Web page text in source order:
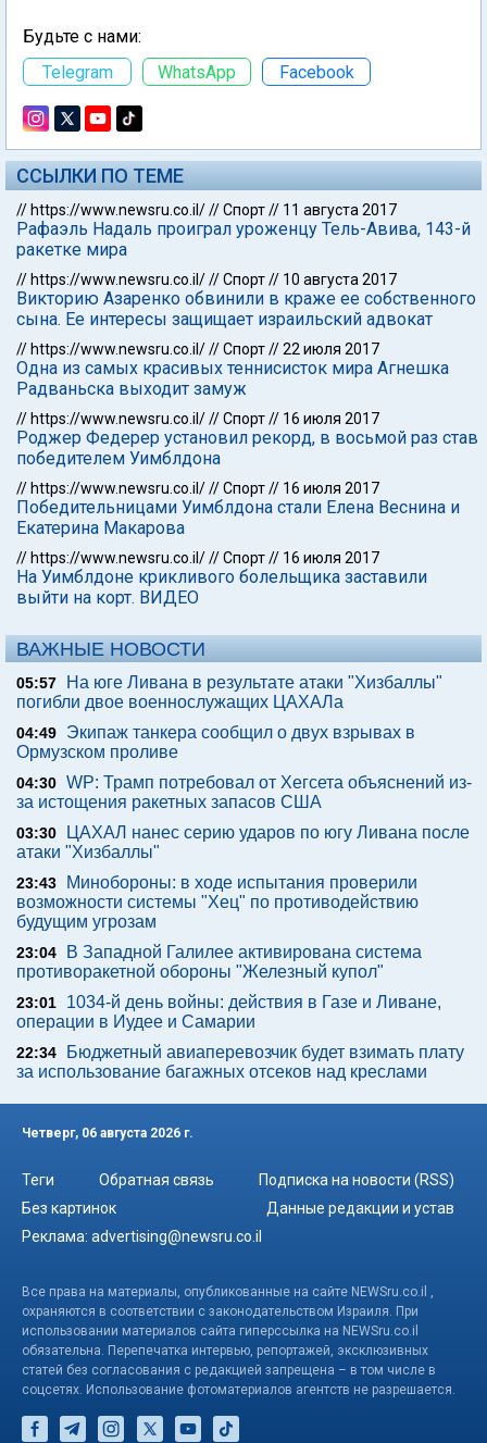
Будьте с нами:
Telegram
WhatsApp Facebook
ССЫЛКИ ПО ТЕМЕ
// https://www.newsru.co.il///Спорт// 11 августа 2017
Рафаэль Надаль проиграл уроженцу Тель-Авива, 143-й
ракетке мира
// https://www.newsru.co.il///Спорт// 10 августа 2017
Викторию Азаренко обвинили в краже ее собственного
сына. Ее интересы защищает израильский адвокат
// https://www.newsru.co.il///Спорт//22 июля 2017
Одна из самых красивых теннисисток мира Агнешка
Радваньска выходит замуж
// https://www.newsru.co.il///Спорт// 16 июля 2017
Роджер Федерер установил рекорд, в восьмой раз став
победителем Уимблдона
// https://www.newsru.co.il///Спорт// 16 июля 2017
Победительницами Уимблдона стали Елена Веснина и
Екатерина Макарова
// https://www.newsru.co.il///Спорт// 16 июля 2017
На Уимблдоне крикливого болельщика заставили
выйти на корт. ВИДЕО
ВАЖНЫЕ НОВОСТИ
05:57
На юге Ливана в результате атаки "Хизбаллы"
погибли двое военнослужащих ЦАХАЛа
04:49
Экипаж танкера сообщил о двух взрывах в
Ормузском проливе
04:30 WP: Трамп потребовал от Хегсета объяснений из-
за истощения ракетных запасов США
03:30
ЦАХАЛ нанес серию ударов по югу Ливана после
атаки "Хизбаллы"
23:43
Минобороны: в ходе испытания проверили
возможности системы "Хец" по противодействию
будущим угрозам
23:04
В Западной Галилее активирована система
противоракетной обороны "Железный купол"
23:01
1034-й день войны: действия в Газе и Ливане,
операции в Иудее и Самарии
22:34
Бюджетный авиаперевозчик будет взимать плату
за использование багажных отсеков над креслами
Четверг, 06 августа 2026 г.
Теги Обратная связь
Подписка на новости (RSS)
Без картинок
Данные редакции и устав
Реклама: advertising@newsru.co.il
Все права на материалы, опубликованные на сайте NEWSru.co.il ,
охраняются в соответствии с законодательством Израиля. При
использовании материалов сайта гиперссылка на NEWSru.co.il
обязательна. Перепечатка интервью, репортажей, эксклюзивных
статей без согласования с редакцией запрещена – в том числе в
соцсетях. Использование фотоматериалов агентств не разрешается.